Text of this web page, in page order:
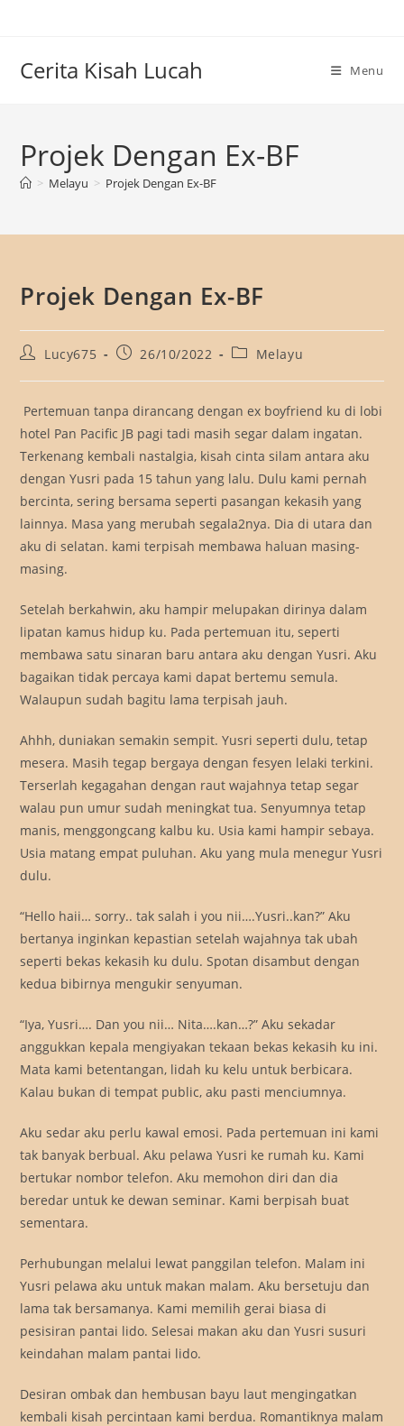
Cerita Kisah Lucah Menu
Projek Dengan Ex-BF
> Melayu > Projek Dengan Ex-BF
Projek Dengan Ex-BF
PostLucy675
Post26/10/2022
PostMelayu
Pertemuan tanpa dirancang dengan ex boyfriend ku di lobi
hotel Pan Pacific JB pagi tadi masih segar dalam ingatan.
Terkenang kembali nastalgia, kisah cinta silam antara aku
dengan Yusri pada 15 tahun yang lalu. Dulu kami pernah
bercinta, sering bersama seperti pasangan kekasih yang
lainnya. Masa yang merubah segala2nya. Dia di utara dan
aku di selatan. kami terpisah membawa haluan masing-
masing.
Setelah berkahwin, aku hampir melupakan dirinya dalam
lipatan kamus hidup ku. Pada pertemuan itu, seperti
membawa satu sinaran baru antara aku dengan Yusri. Aku
bagaikan tidak percaya kami dapat bertemu semula.
Walaupun sudah bagitu lama terpisah jauh.
Ahhh, duniakan semakin sempit. Yusri seperti dulu, tetap
mesera. Masih tegap bergaya dengan fesyen lelaki terkini.
Terserlah kegagahan dengan raut wajahnya tetap segar
walau pun umur sudah meningkat tua. Senyumnya tetap
manis, menggongcang kalbu ku. Usia kami hampir sebaya.
Usia matang empat puluhan. Aku yang mula menegur Yusri
dulu.
“Hello haii… sorry.. tak salah i you nii….Yusri..kan?” Aku
bertanya inginkan kepastian setelah wajahnya tak ubah
seperti bekas kekasih ku dulu. Spotan disambut dengan
kedua bibirnya mengukir senyuman.
“Iya, Yusri…. Dan you nii… Nita….kan…?” Aku sekadar
anggukkan kepala mengiyakan tekaan bekas kekasih ku ini.
Mata kami betentangan, lidah ku kelu untuk berbicara.
Kalau bukan di tempat public, aku pasti menciumnya.
Aku sedar aku perlu kawal emosi. Pada pertemuan ini kami
tak banyak berbual. Aku pelawa Yusri ke rumah ku. Kami
bertukar nombor telefon. Aku memohon diri dan dia
beredar untuk ke dewan seminar. Kami berpisah buat
sementara.
Perhubungan melalui lewat panggilan telefon. Malam ini
Yusri pelawa aku untuk makan malam. Aku bersetuju dan
lama tak bersamanya. Kami memilih gerai biasa di
pesisiran pantai lido. Selesai makan aku dan Yusri susuri
keindahan malam pantai lido.
Desiran ombak dan hembusan bayu laut mengingatkan
kembali kisah percintaan kami berdua. Romantiknya malam